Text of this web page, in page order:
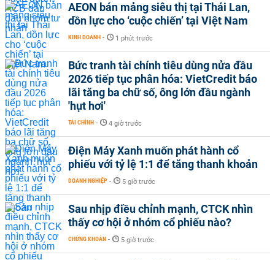
AEON bán mảng siêu thị tại Thái Lan,
dồn lực cho ‘cuộc chiến’ tại Việt Nam
KINH DOANH - 1 phút trước
Bức tranh tài chính tiêu dùng nửa đầu
2026 tiếp tục phân hóa: VietCredit báo
lãi tăng ba chữ số, ông lớn đầu ngành
'hụt hơi'
TÀI CHÍNH - 4 giờ trước
Điện Máy Xanh muốn phát hành cổ
phiếu với tỷ lệ 1:1 để tăng thanh khoản
DOANH NGHIỆP - 5 giờ trước
Sau nhịp điều chỉnh mạnh, CTCK nhìn
thấy cơ hội ở nhóm cổ phiếu nào?
CHỨNG KHOÁN - 5 giờ trước